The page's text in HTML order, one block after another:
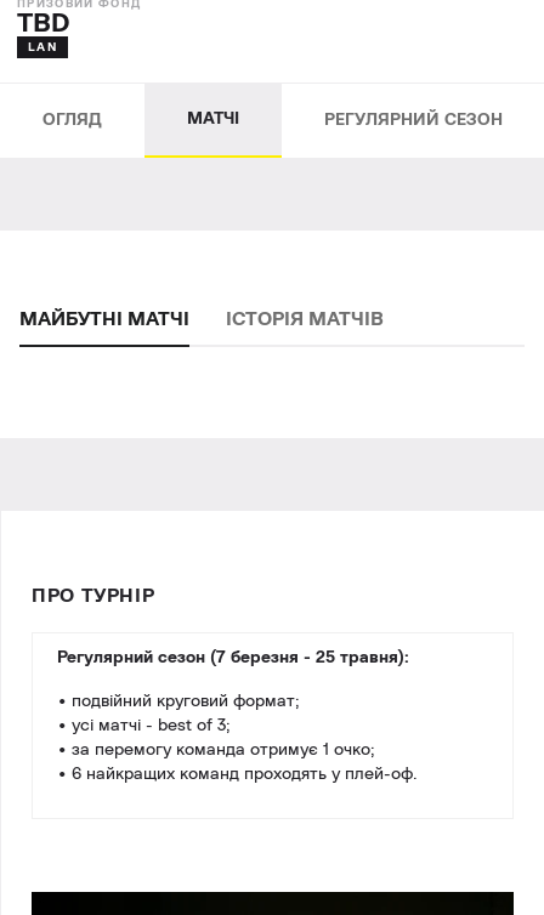
TBD
LAN
ОГЛЯД МАТЧІ РЕГУЛЯРНИЙ СЕЗОН
МАЙБУТНІ МАТЧІ ІСТОРІЯ МАТЧІВ
ПРО ТУРНІР
Регулярний сезон (7 березня - 25 травня):
• подвійний круговий формат;
• усі матчі - best of 3;
• за перемогу команда отримує 1 очко;
• 6 найкращих команд проходять у плей-оф.